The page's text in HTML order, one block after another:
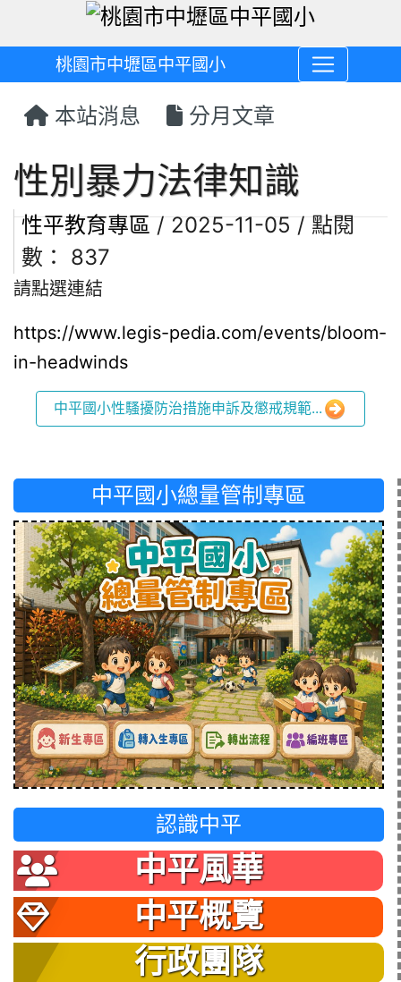
桃園市中壢區中平國小
本站消息 分月文章
性別暴力法律知識
性平教育專區/ 2025-11-05 / 點閱
數： 837
請點選連結
https://www.legis-pedia.com/events/bloom-
in-headwinds
中平國小性騷擾防治措施申訴及懲戒規範...
中平國小總量管制專區
認識中平
中平風華
中平概覽
行政團隊